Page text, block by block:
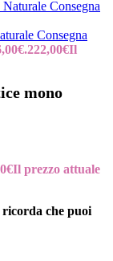
Consegna
222,00€Il
mono
€Il prezzo attuale
che puoi